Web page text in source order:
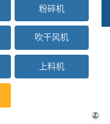
粉碎机
吹干风机
上料机